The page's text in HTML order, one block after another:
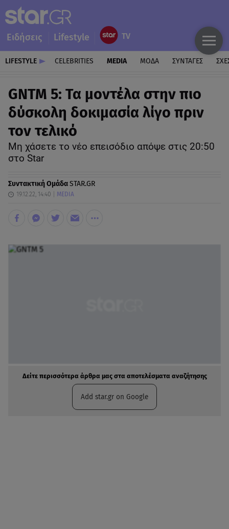
Ειδήσεις Lifestyle
LIFESTYLE CELEBRITIES MEDIA ΜΟΔΑ ΣΥΝΤΑΓΕΣ
GNTM 5: Τα μοντέλα στην πιο
δύσκολη δοκιμασία λίγο πριν
τον τελικό
Μη χάσετε το νέο επεισόδιο απόψε στις 20:50
στο Star
Συντακτική ΟμάδαSTAR.GR
19.12.22, 14:40 MEDIA
Δείτε περισσότερα άρθρα μας στα αποτελέσματα αναζήτησης
Add star.gr on Google